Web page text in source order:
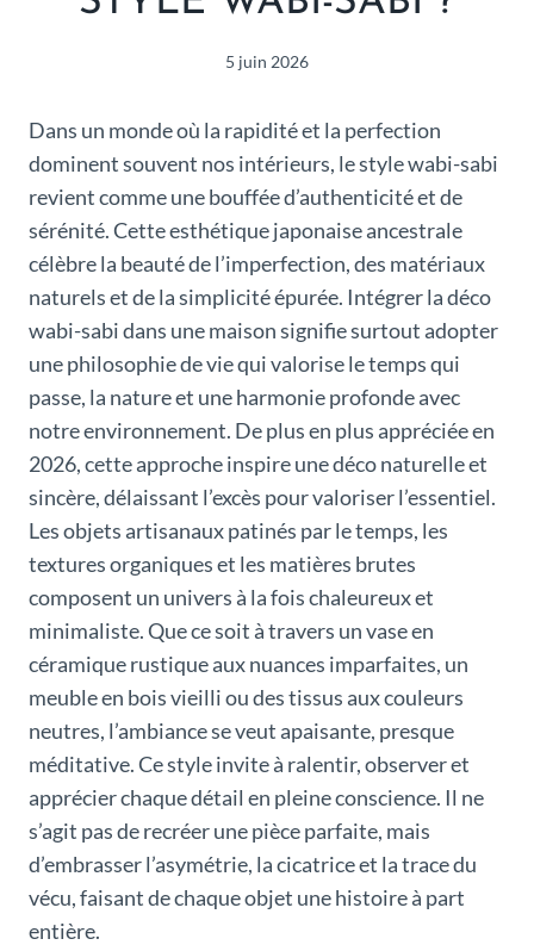
5 juin 2026
Dans un monde où la rapidité et la perfection
dominent souvent nos intérieurs, le style wabi-sabi
revient comme une bouffée d’authenticité et de
sérénité. Cette esthétique japonaise ancestrale
célèbre la beauté de l’imperfection, des matériaux
naturels et de la simplicité épurée. Intégrer la déco
wabi-sabi dans une maison signifie surtout adopter
une philosophie de vie qui valorise le temps qui
passe, la nature et une harmonie profonde avec
notre environnement. De plus en plus appréciée en
2026, cette approche inspire une déco naturelle et
sincère, délaissant l’excès pour valoriser l’essentiel.
Les objets artisanaux patinés par le temps, les
textures organiques et les matières brutes
composent un univers à la fois chaleureux et
minimaliste. Que ce soit à travers un vase en
céramique rustique aux nuances imparfaites, un
meuble en bois vieilli ou des tissus aux couleurs
neutres, l’ambiance se veut apaisante, presque
méditative. Ce style invite à ralentir, observer et
apprécier chaque détail en pleine conscience. Il ne
s’agit pas de recréer une pièce parfaite, mais
d’embrasser l’asymétrie, la cicatrice et la trace du
vécu, faisant de chaque objet une histoire à part
entière.